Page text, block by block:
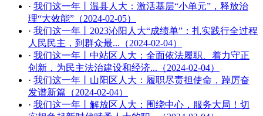
· 我们这一年丨温县人大：激活基层“小单元”，释放治
理“大效能”（2024-02-05）
· 我们这一年丨2023沁阳人大“成绩单”：扎实践行全过程
人民民主，到群众最...（2024-02-04）
· 我们这一年丨中站区人大：全面依法履职、着力守正
创新，为民主法治建设和经济...（2024-02-04）
· 我们这一年丨山阳区人大：履职尽责担使命，踔厉奋
发谱新篇（2024-02-04）
· 我们这一年丨解放区人大：围绕中心，服务大局！切